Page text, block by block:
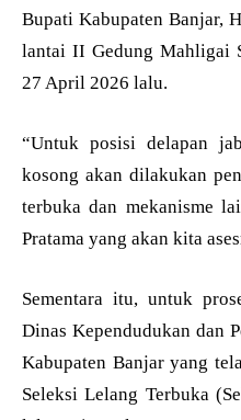
Bupati Kabupaten Banjar,
lantai II Gedung Mahligai
27 April 2026 lalu.
“Untuk posisi delapan
kosong akan dilakukan
terbuka dan mekanisme
Pratama yang akan kita
Sementara itu, untuk
Dinas Kependudukan dan
Kabupaten Banjar yang
Seleksi Lelang Terbuka